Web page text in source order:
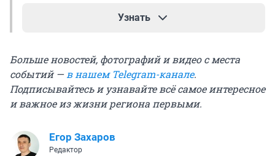
Узнать
12:00 — сбор гостей.
Больше новостей, фотографий и видео с места
событий — в нашем Telegram-канале.
Подписывайтесь и узнавайте всё самое интересное
и важное из жизни региона первыми.
Егор Захаров
Редактор